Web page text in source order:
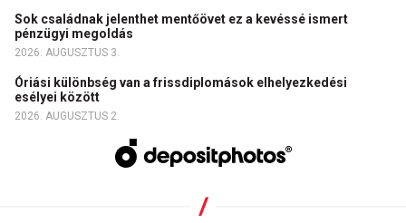
Sok családnak jelenthet mentőövet ez a kevéssé ismert
pénzügyi megoldás
2026. AUGUSZTUS 3.
Óriási különbség van a frissdiplomások elhelyezkedési
esélyei között
2026. AUGUSZTUS 2.